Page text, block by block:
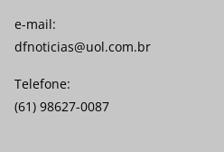
e-mail:
dfnoticias@uol.com.br
Telefone:
(61) 98627-0087